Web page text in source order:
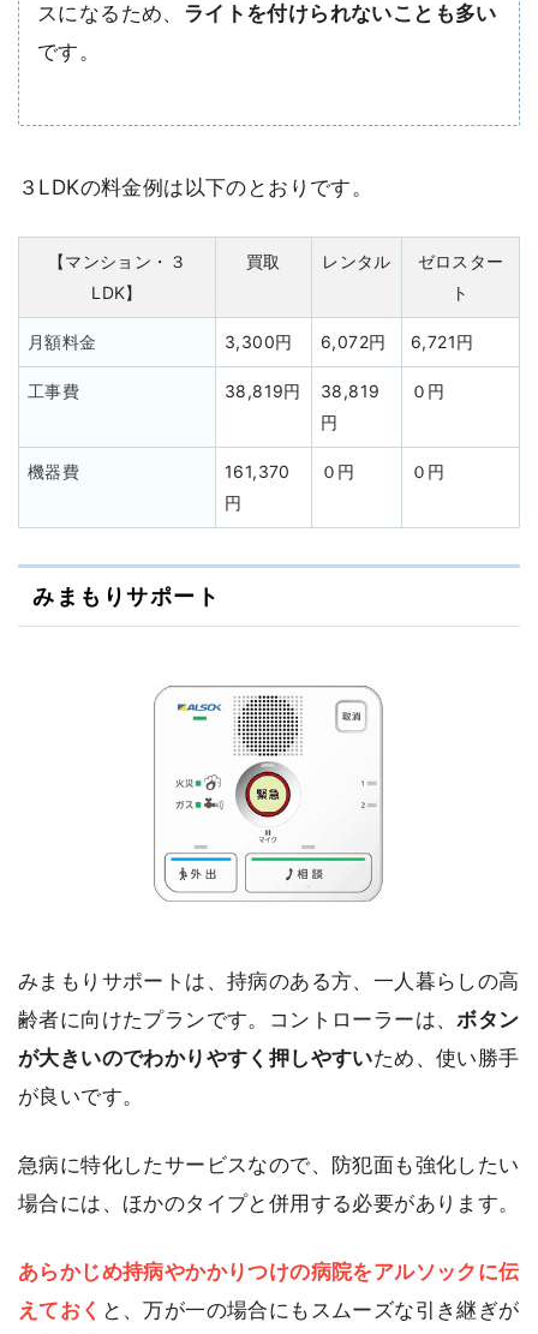
スになるため、 ライトを付けられないことも多い
です。
３LDKの料金例は以下のとおりです。
【マンション・３
LDK】
買取 レンタル
ゼロスター
ト
月額料金 3,300円 6,072円 6,721円
工事費 38,819円
38,819
円
０円
機器費
161,370
円
０円 ０円
みまもりサポート
みまもりサポートは、持病のある方、一人暮らしの高
齢者に向けたプランです。コントローラーは、ボタン
が大きいのでわかりやすく押しやすいため、使い勝手
が良いです。
急病に特化したサービスなので、防犯面も強化したい
場合には、ほかのタイプと併用する必要があります。
あらかじめ持病やかかりつけの病院をアルソックに伝
えておく と、万が一の場合にもスムーズな引き継ぎが